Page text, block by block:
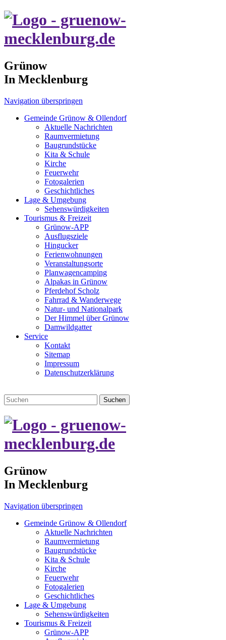
Grünow
In Mecklenburg
Navigation überspringen
Gemeinde Grünow & Ollendorf
Aktuelle Nachrichten
Raumvermietung
Baugrundstücke
Kita & Schule
Kirche
Feuerwehr
Fotogalerien
Geschichtliches
Lage & Umgebung
Sehenswürdigkeiten
Tourismus & Freizeit
Grünow-APP
Ausflugsziele
Hingucker
Ferienwohnungen
Veranstaltungsorte
Planwagencamping
Alpakas in Grünow
Pferdehof Scholz
Fahrrad & Wanderwege
Natur- und Nationalpark
Der Himmel über Grünow
Damwildgatter
Service
Kontakt
Sitemap
Impressum
Datenschutzerklärung
Suchen
Grünow
In Mecklenburg
Navigation überspringen
Gemeinde Grünow & Ollendorf
Aktuelle Nachrichten
Raumvermietung
Baugrundstücke
Kita & Schule
Kirche
Feuerwehr
Fotogalerien
Geschichtliches
Lage & Umgebung
Sehenswürdigkeiten
Tourismus & Freizeit
Grünow-APP